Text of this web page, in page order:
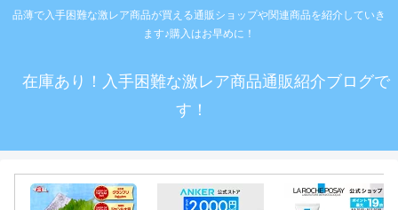
品薄で入手困難な激レア商品が買える通販ショップや関連商品を紹介していき
ます♪購入はお早めに！
在庫あり！入手困難な激レア商品通販紹介ブログで
す！